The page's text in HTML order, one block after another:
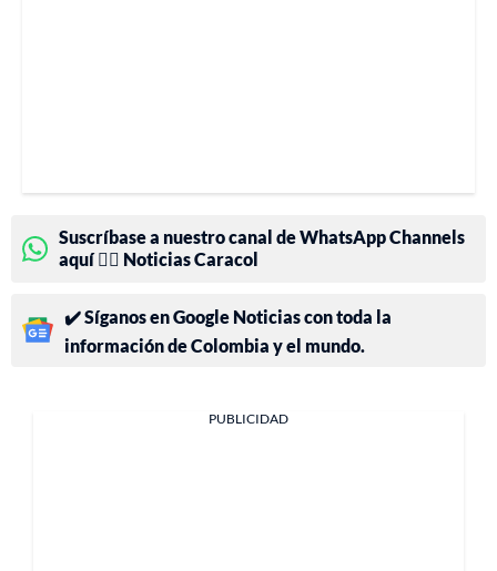
Suscríbase a nuestro canal de WhatsApp Channels
aquí 👉🏻 Noticias Caracol
✔️ Síganos en Google Noticias con toda la
información de Colombia y el mundo.
PUBLICIDAD